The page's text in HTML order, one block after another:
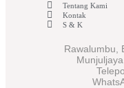
Tentang Kami
Kontak
S & K
Rawalumbu,